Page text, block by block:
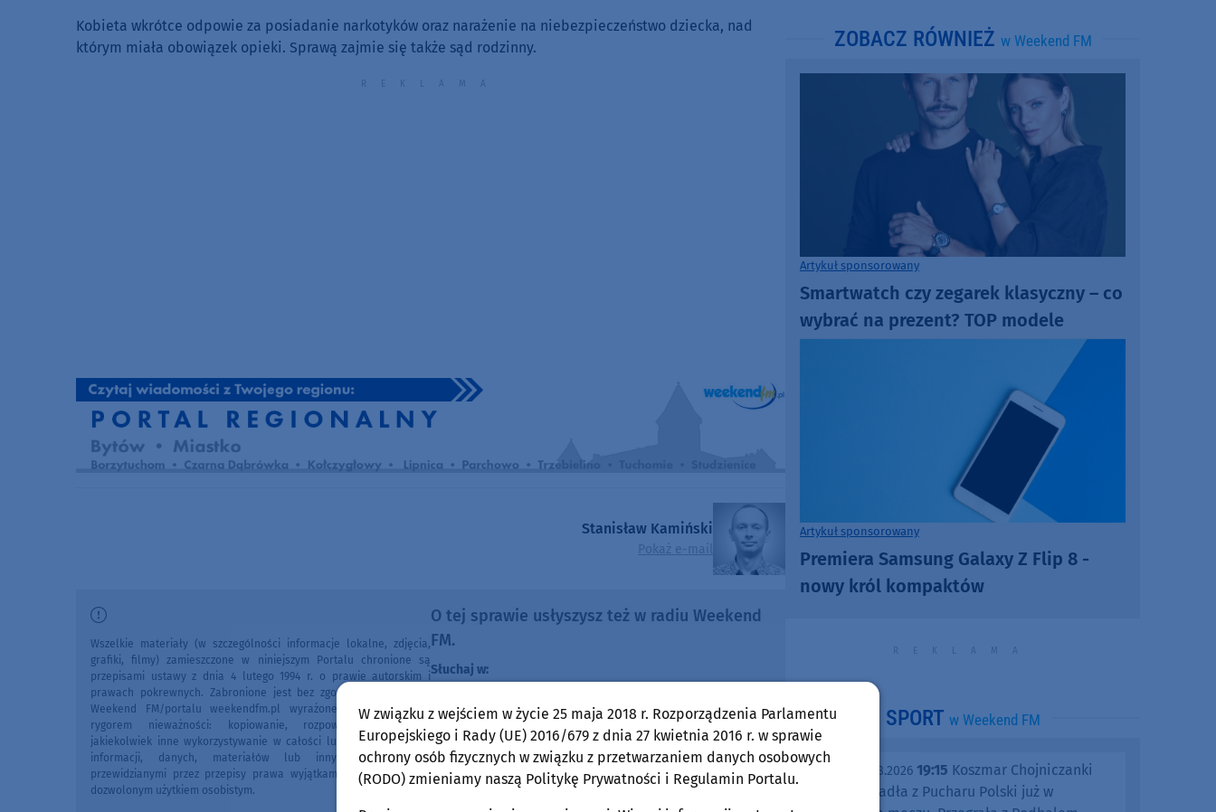
to
Kobieta wkrótce odpowie za posiadanie narkotyków oraz narażenie na niebezpieczeństwo dziecka, nad
którym miała obowiązek opieki. Sprawą zajmie się także sąd rodzinny.
Stanisław Kamiński
Pokaż e-mail
O tej sprawie usłyszysz też w radiu Weekend
FM.
Słuchaj w:
STAROGARDZIE GDAŃSKIM NA 90,9 FM
KOŚCIERZYNIE NA 91,7 FM
SĘPÓLNIE KRAJEŃSKIM NA92,6 FM
CHOJNICACH, CZŁUCHOWIE I TUCHOLI NA
Wszelkie materiały (w szczególności informacje lokalne, zdjęcia,
grafiki, filmy) zamieszczone w niniejszym Portalu chronione są
przepisami ustawy z dnia 4 lutego 1994 r. o prawie autorskim i
prawach pokrewnych. Zabronione jest bez zgody Redakcji Radia
Weekend FM/portalu weekendfm.pl wyrażonej na piśmie pod
rygorem nieważności: kopiowanie, rozpowszechnianie lub
jakiekolwiek inne wykorzystywanie w całości lub we fragmentach
informacji, danych, materiałów lub innych treści poza
przewidzianymi przez przepisy prawa wyjątkami, w szczególności
dozwolonym użytkiem osobistym.
ZOBACZ RÓWNIEŻ w Weekend FM
Artykuł sponsorowany
Smartwatch czy zegarek klasyczny – co
wybrać na prezent? TOP modele
Artykuł sponsorowany
Premiera Samsung Galaxy Z Flip 8 -
nowy król kompaktów
SPORT w Weekend FM
środa, 05.08.2026 19:15 Koszmar Chojniczanki
trwa. Odpadła z Pucharu Polski już w
W związku z wejściem w życie 25 maja 2018 r. Rozporządzenia Parlamentu
Europejskiego i Rady (UE) 2016/679 z dnia 27 kwietnia 2016 r. w sprawie
ochrony osób fizycznych w związku z przetwarzaniem danych osobowych
(RODO) zmieniamy naszą Politykę Prywatności i Regulamin Portalu.